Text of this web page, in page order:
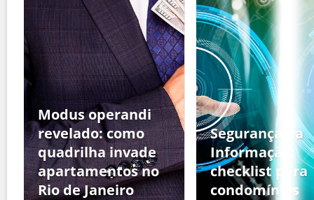
Modus operandi
revelado: como
quadrilha invade
apartamentos no
Rio de Janeiro
Segurança da
Informação:
checklist para
condomínios